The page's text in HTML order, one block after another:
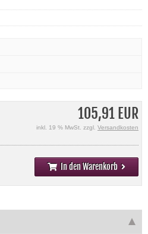
105,91 EUR
inkl. 19 % MwSt. zzgl. Versandkosten
In den Warenkorb